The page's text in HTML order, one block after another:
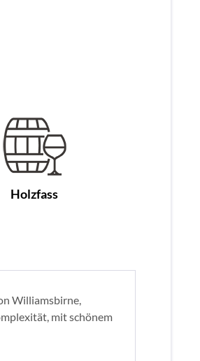
Holzfass
Williamsbirne,
mit schönem